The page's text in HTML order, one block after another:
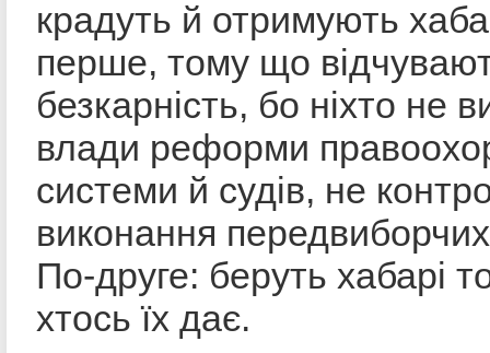
крадуть й отримують
перше, тому що
безкарність, бо ніхто не
влади реформи
системи й судів, не
виконання
По-друге: беруть хабарі
хтось їх дає.